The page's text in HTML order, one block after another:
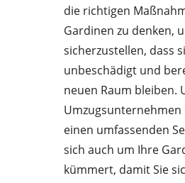
die richtigen
Gardinen zu denken,
sicherzustellen, dass
unbeschädigt und
neuen Raum bleiben.
einen umfassenden
sich auch um Ihre
kümmert, damit Sie